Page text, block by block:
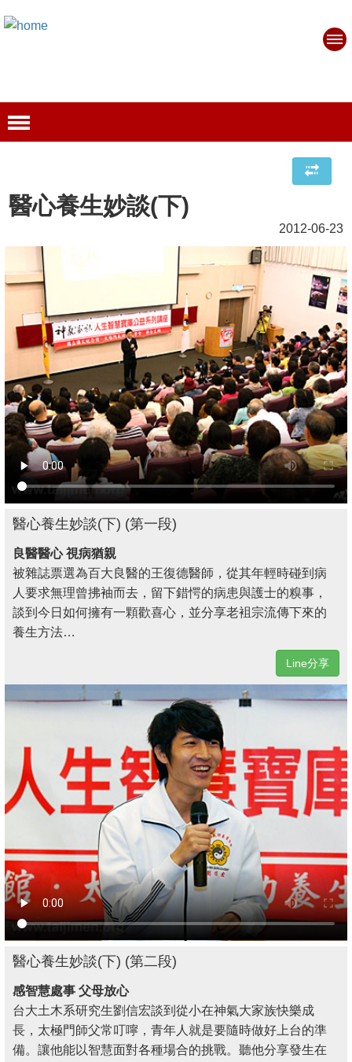
醫心養生妙談(下)
2012-06-23
醫心養生妙談(下) (第一段)
良醫醫心 視病猶親
被雜誌票選為百大良醫的王復德醫師，從其年輕時碰到病
人要求無理曾拂袖而去，留下錯愕的病患與護士的糗事，
談到今日如何擁有一顆歡喜心，並分享老袓宗流傳下來的
養生方法…
Line分享
醫心養生妙談(下) (第二段)
感智慧處事 父母放心
台大土木系研究生劉信宏談到從小在神氣大家族快樂成
長，太極門師父常叮嚀，青年人就是要隨時做好上台的準
備。讓他能以智慧面對各種場合的挑戰。聽他分享發生在